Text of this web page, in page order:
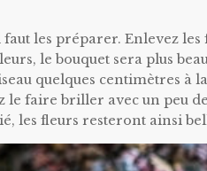
les préparer. Enlevez les
le bouquet sera plus
quelques centimètres à
le faire briller avec un peu
les fleurs resteront ainsi